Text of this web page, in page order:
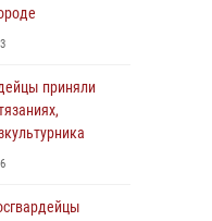
3
приняли
6